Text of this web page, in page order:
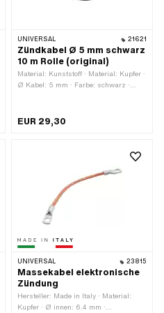
UNIVERSAL 21621
Zündkabel Ø 5 mm schwarz
10 m Rolle (original)
Material: Kunststoff · Material: Kupfer ·
Ø Kabel: 5 mm · Farbe: schwarz ·
EUR 29,30
UNIVERSAL 23815
Massekabel elektronische
Zündung
Hersteller: Made in Italy · Material:
Kupfer · Ø innen: 6.4 mm ·